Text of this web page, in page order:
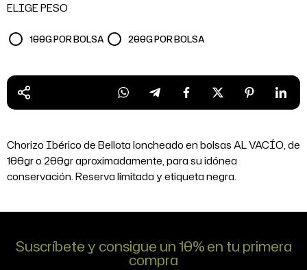
ELIGE PESO
100G POR BOLSA 200G POR BOLSA
Chorizo Ibérico de Bellota loncheado en bolsas AL VACÍO, de
100gr o 200gr aproximadamente, para su idónea
conservación. Reserva limitada y etiqueta negra.
Suscríbete y consigue un 10% en tu primera
compra